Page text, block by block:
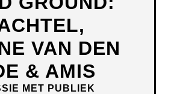
VAN DEN
& AMIS
MET PUBLIEK